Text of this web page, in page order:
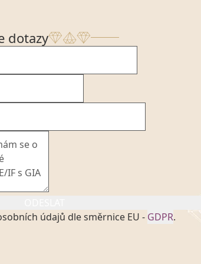
dotazy
údajů dle směrnice EU - GDPR.
v souladu se zákonem č. 101/2000 Sb. v
se zpracováním a uchováním veškerých